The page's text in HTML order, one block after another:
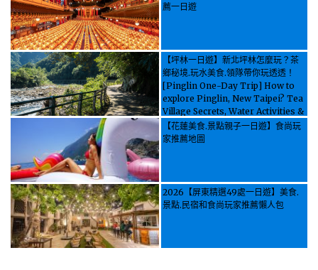
薦一日遊
【坪林一日遊】新北坪林怎麼玩？茶
鄉秘境.玩水美食.領隊帶你玩透透！
[Pinglin One-Day Trip] How to
explore Pinglin, New Taipei? Tea
Village Secrets, Water Activities &
Food, Let the guide take you
through it all!
【花蓮美食.景點親子一日遊】食尚玩
家推薦地圖
2026【屏東精選49處一日遊】美食.
景點.民宿和食尚玩家推薦懶人包